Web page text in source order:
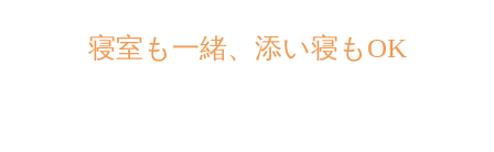
寝室も一緒、添い寝もOK